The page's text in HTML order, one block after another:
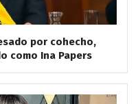
por cohecho,
como Ina Papers